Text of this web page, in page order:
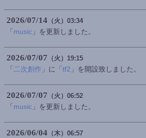
2026 07 14 （火） 03:34
「 music 」を更新しました。
2026 07 07 （火） 19:15
「 二次創作 」に「 tf2 」を開設致しました。
2026 07 07 （火） 06:52
「 music 」を更新しました。
2026 06 04 （木） 06:57